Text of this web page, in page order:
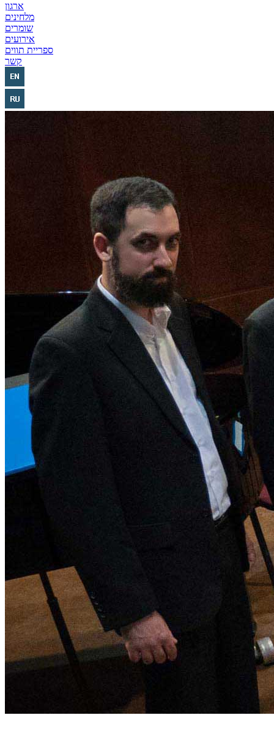
ארגון
מלחינים
שומרים
אירועים
ספריית תווים
קשר